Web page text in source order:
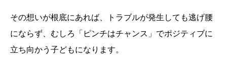
その想いが根底にあれば、トラブルが発生しても逃げ腰
にならず、むしろ「ピンチはチャンス」でポジティブに
立ち向かう子どもになります。